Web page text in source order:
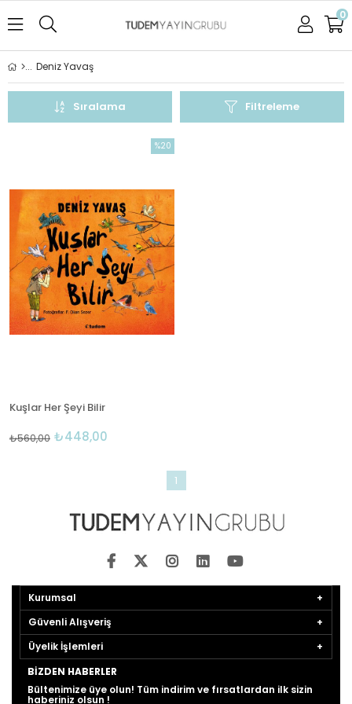
0
Deniz Yavaş
Filtreleme
Sıralama
Kuşlar Her Şeyi Bilir
₺448,00
₺560,00
%20
1
Kurumsal
Güvenli Alışveriş
Üyelik İşlemleri
BIZDEN HABERLER
Bültenimize üye olun! Tüm indirim ve fırsatlardan ilk sizin
haberiniz olsun !